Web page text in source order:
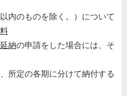
内のものを除く。）について
延納の申請をした場合には、そ
所定の各期に分けて納付する